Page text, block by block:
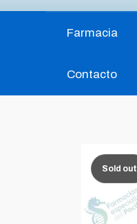
Farmacia
Contacto
Sold out